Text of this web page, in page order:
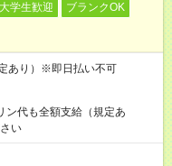
大学生歓迎
ブランクOK
あり）※即日払い不可
代も全額支給（規定あ
い